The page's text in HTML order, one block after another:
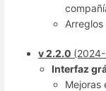
v 2.2.0
Interfaz
Mejoras